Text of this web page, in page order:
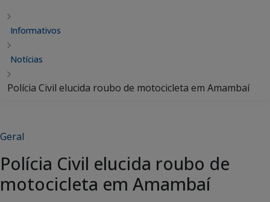
Informativos
Notícias
Polícia Civil elucida roubo de motocicleta em Amambaí
Geral
Polícia Civil elucida roubo de
motocicleta em Amambaí